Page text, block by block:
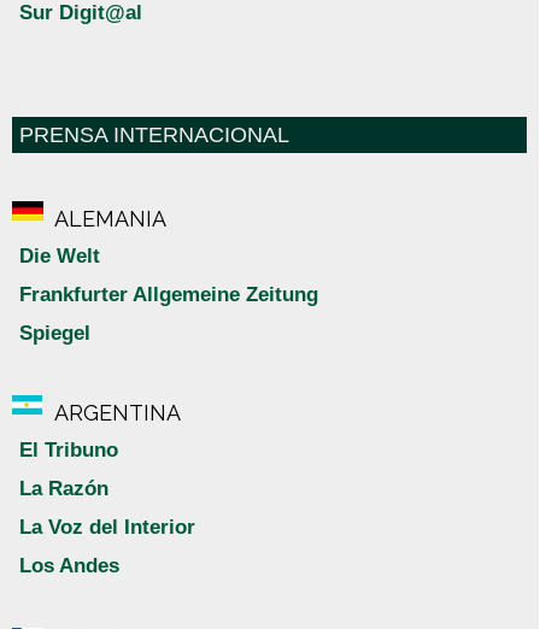
Sur Digit@al
PRENSA INTERNACIONAL
ALEMANIA
Die Welt
Frankfurter Allgemeine Zeitung
Spiegel
ARGENTINA
El Tribuno
La Razón
La Voz del Interior
Los Andes